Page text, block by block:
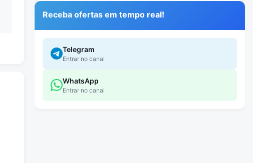
Receba ofertas em tempo real!
Telegram
Entrar no canal
WhatsApp
Entrar no canal